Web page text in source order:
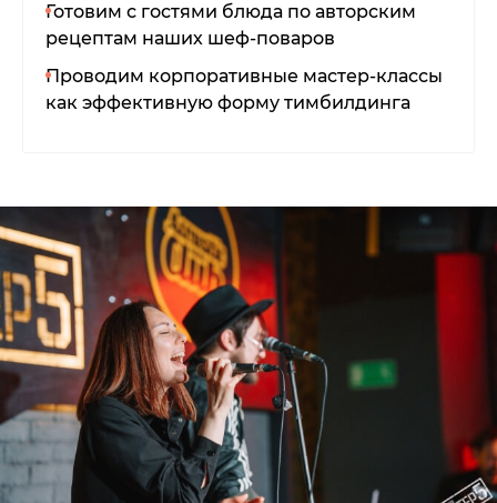
Готовим с гостями блюда по авторским
рецептам наших шеф-поваров
Проводим корпоративные мастер-классы
как эффективную форму тимбилдинга